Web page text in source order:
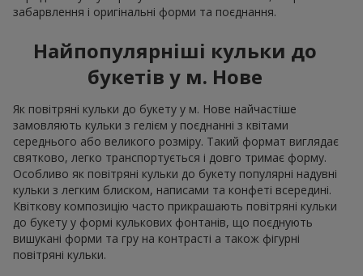
забарвлення і оригінальні форми та поєднання.
Найпопулярніші кульки до
букетів у м. Нове
Як повітряні кульки до букету у м. Нове найчастіше
замовляють кульки з гелієм у поєднанні з квітами
середнього або великого розміру. Такий формат виглядає
святково, легко транспортується і довго тримає форму.
Особливо як повітряні кульки до букету популярні надувні
кульки з легким блиском, написами та конфеті всередині.
Квіткову композицію часто прикрашають повітряні кульки
до букету у формі кулькових фонтанів, що поєднують
вишукані форми та гру на контрасті а також фігурні
повітряні кульки.